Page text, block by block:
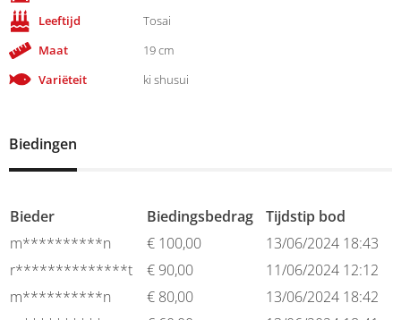
Leeftijd
Tosai
Maat
19 cm
Variëteit
ki shusui
Biedingen
Bieder Biedingsbedrag
Tijdstip bod
m**********n
€ 100,00
13/06/2024 18:43
r**************t
€ 90,00
11/06/2024 12:12
m**********n
€ 80,00
13/06/2024 18:42